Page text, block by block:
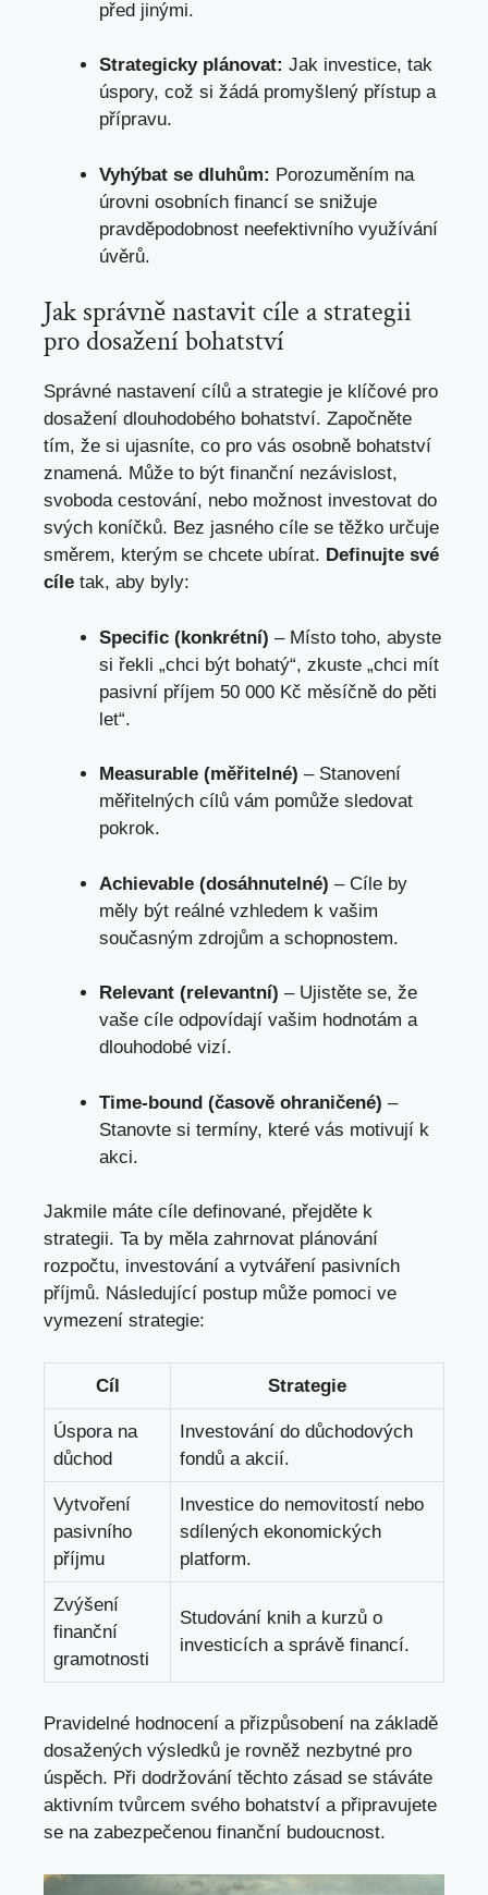
před jinými.
Strategicky plánovat: Jak investice, tak
úspory, což si žádá promyšlený přístup a
přípravu.
Vyhýbat se dluhům: Porozuměním na
úrovni osobních financí se snižuje
pravděpodobnost neefektivního využívání
úvěrů.
Jak správně nastavit cíle a strategii
pro dosažení bohatství
Správné nastavení cílů a strategie je klíčové pro
dosažení dlouhodobého bohatství. Započněte
tím, že si ujasníte, co pro vás osobně bohatství
znamená. Může to být finanční nezávislost,
svoboda cestování, nebo možnost investovat do
svých koníčků. Bez jasného cíle se těžko určuje
směrem, kterým se chcete ubírat. Definujte své
cíle tak, aby byly:
Specific (konkrétní) – Místo toho, abyste
si řekli „chci být bohatý“, zkuste „chci mít
pasivní příjem 50 000 Kč měsíčně do pěti
let“.
Measurable (měřitelné) – Stanovení
měřitelných cílů vám pomůže sledovat
pokrok.
Achievable (dosáhnutelné) – Cíle by
měly být reálné vzhledem k vašim
současným zdrojům a schopnostem.
Relevant (relevantní) – Ujistěte se, že
vaše cíle odpovídají vašim hodnotám a
dlouhodobé vizí.
Time-bound (časově ohraničené) –
Stanovte si termíny, které vás motivují k
akci.
Jakmile máte cíle definované, přejděte k
strategii. Ta by měla zahrnovat plánování
rozpočtu, investování a vytváření pasivních
příjmů. Následující postup může pomoci ve
vymezení strategie:
Cíl Strategie
Úspora na
důchod
Investování do důchodových
fondů a akcií.
Vytvoření
pasivního
příjmu
Investice do nemovitostí nebo
sdílených ekonomických
platform.
Zvýšení
finanční
gramotnosti
Studování knih a kurzů o
investicích a správě financí.
Pravidelné hodnocení a přizpůsobení na základě
dosažených výsledků je rovněž nezbytné pro
úspěch. Při dodržování těchto zásad se stáváte
aktivním tvůrcem svého bohatství a připravujete
se na zabezpečenou finanční budoucnost.